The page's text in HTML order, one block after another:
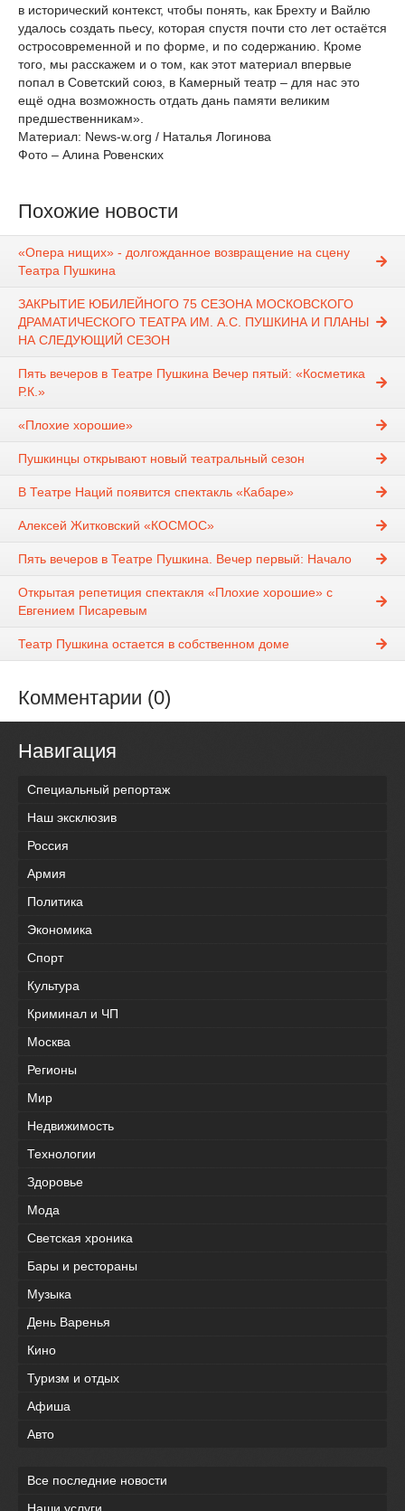
в исторический контекст, чтобы понять, как Брехту и Вайлю
удалось создать пьесу, которая спустя почти сто лет остаётся
остросовременной и по форме, и по содержанию. Кроме
того, мы расскажем и о том, как этот материал впервые
попал в Советский союз, в Камерный театр – для нас это
ещё одна возможность отдать дань памяти великим
предшественникам».
Материал: News-w.org / Наталья Логинова
Фото – Алина Ровенских
Похожие новости
«Опера нищих» - долгожданное возвращение на сцену
Театра Пушкина
ЗАКРЫТИЕ ЮБИЛЕЙНОГО 75 СЕЗОНА МОСКОВСКОГО
ДРАМАТИЧЕСКОГО ТЕАТРА ИМ. А.С. ПУШКИНА И ПЛАНЫ
НА СЛЕДУЮЩИЙ СЕЗОН
Пять вечеров в Театре Пушкина Вечер пятый: «Косметика
Р.К.»
«Плохие хорошие»
Пушкинцы открывают новый театральный сезон
В Театре Наций появится спектакль «Кабаре»
Алексей Житковский «КОСМОС»
Пять вечеров в Театре Пушкина. Вечер первый: Начало
Открытая репетиция спектакля «Плохие хорошие» с
Евгением Писаревым
Театр Пушкина остается в собственном доме
Комментарии (0)
Навигация
Специальный репортаж
Наш эксклюзив
Россия
Армия
Политика
Экономика
Спорт
Культура
Криминал и ЧП
Москва
Регионы
Мир
Недвижимость
Технологии
Здоровье
Мода
Светская хроника
Бары и рестораны
Музыка
День Варенья
Кино
Туризм и отдых
Афиша
Авто
Все последние новости
Наши услуги